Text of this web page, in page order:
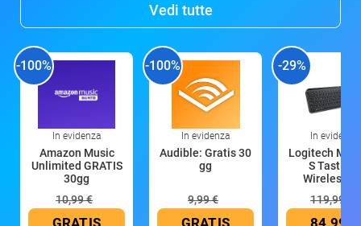
Vedi tutte
-100%
In evidenza
Amazon Music
Unlimited GRATIS
30gg
10,99 €
GRATIS
-100%
In evidenza
Audible: Gratis 30
gg
9,99 €
GRATIS
-29%
In evidenza
Logitech MX
S Tastiera
Wireless
119,99 €
84,99 €